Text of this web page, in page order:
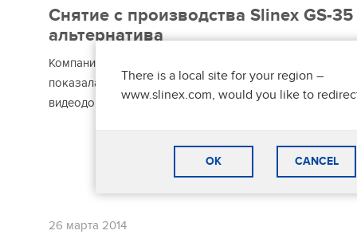
Снятие с производства Slinex GS-
альтернатива
Компания Slinex снимает с производства модель GS-
показала себя с лучших сторон, это был первый на
видеодомофон с такими миниатюрными размерами.
26 марта 2014
There is a local site for your region –
www.slinex.com, would you like to
OK CANCEL